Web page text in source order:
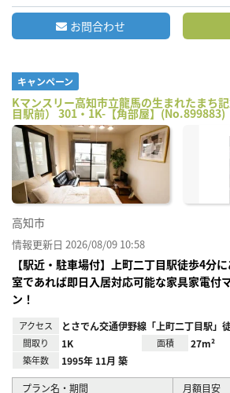
お問合わせ
キャンペーン
Kマンスリー高知市立龍馬の生まれたまち
目駅前） 301・1K-【角部屋】(No.899883)
高知市
情報更新日 2026/08/09 10:58
【駅近・駐車場付】上町二丁目駅徒歩4分
室であれば即日入居対応可能な家具家電付
ン！
アクセス とさでん交通伊野線「上町二丁目駅」
間取り 1K 面積 27m²
築年数 1995年 11月 築
プラン名・期間 月額目安